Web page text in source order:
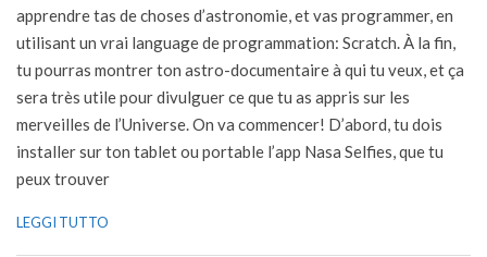
apprendre tas de choses d’astronomie, et vas programmer, en
utilisant un vrai language de programmation: Scratch. À la fin,
tu pourras montrer ton astro-documentaire à qui tu veux, et ça
sera très utile pour divulguer ce que tu as appris sur les
merveilles de l’Universe. On va commencer! D’abord, tu dois
installer sur ton tablet ou portable l’app Nasa Selfies, que tu
peux trouver
LEGGI TUTTO